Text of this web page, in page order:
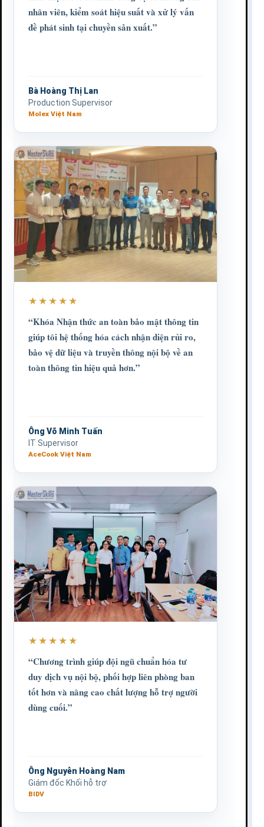
nhân viên, kiểm soát hiệu suất và xử lý vấn
đề phát sinh tại chuyền sản xuất.”
Bà Hoàng Thị Lan
Production Supervisor
Molex Việt Nam
★★★★★
“Khóa Nhận thức an toàn bảo mật thông tin
giúp tôi hệ thống hóa cách nhận diện rủi ro,
bảo vệ dữ liệu và truyền thông nội bộ về an
toàn thông tin hiệu quả hơn.”
Ông Võ Minh Tuấn
IT Supervisor
AceCook Việt Nam
★★★★★
“Chương trình giúp đội ngũ chuẩn hóa tư
duy dịch vụ nội bộ, phối hợp liên phòng ban
tốt hơn và nâng cao chất lượng hỗ trợ người
dùng cuối.”
Ông Nguyễn Hoàng Nam
Giám đốc Khối hỗ trợ
BIDV